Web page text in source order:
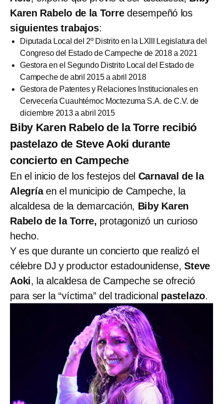
Karen Rabelo de la Torredesempeñó los
siguientes trabajos:
Diputada Local del 2º Distrito en la LXIII Legislatura del
Congreso del Estado de Campeche de 2018 a 2021
Gestora en el Segundo Distrito Local del Estado de
Campeche de abril 2015 a abril 2018
Gestora de Patentes y Relaciones Institucionales en
Cervecería Cuauhtémoc Moctezuma S.A. de C.V. de
diciembre 2013 a abril 2015
Biby Karen Rabelo de la Torre recibió
pastelazo de Steve Aoki durante
concierto en Campeche
En el inicio de los festejos del Carnaval de la
Alegríaen el municipio de Campeche, la
alcaldesa de la demarcación, Biby Karen
Rabelo de la Torre, protagonizó un curioso
hecho.
Y es que durante un concierto que realizó el
célebre DJ y productor estadounidense,Steve
Aoki, la alcaldesa de Campeche se ofreció
para ser la “víctima” del tradicional pastelazo.